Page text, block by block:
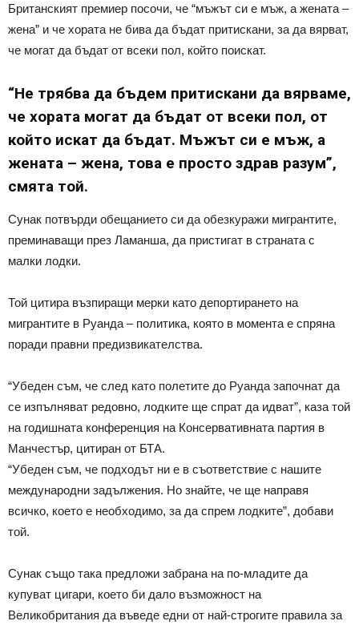
Британският премиер посочи, че “мъжът си е мъж, а жената –
жена” и че хората не бива да бъдат притискани, за да вярват,
че могат да бъдат от всеки пол, който поискат.
“Не трябва да бъдем притискани да вярваме,
че хората могат да бъдат от всеки пол, от
който искат да бъдат. Мъжът си е мъж, а
жената – жена, това е просто здрав разум”,
смята той.
Сунак потвърди обещанието си да обезкуражи мигрантите,
преминаващи през Ламанша, да пристигат в страната с
малки лодки.
Той цитира възпиращи мерки като депортирането на
мигрантите в Руанда – политика, която в момента е спряна
поради правни предизвикателства.
“Убеден съм, че след като полетите до Руанда започнат да
се изпълняват редовно, лодките ще спрат да идват”, каза той
на годишната конференция на Консервативната партия в
Манчестър, цитиран от БТА.
“Убеден съм, че подходът ни е в съответствие с нашите
международни задължения. Но знайте, че ще направя
всичко, което е необходимо, за да спрем лодките”, добави
той.
Сунак също така предложи забрана на по-младите да
купуват цигари, което би дало възможност на
Великобритания да въведе едни от най-строгите правила за